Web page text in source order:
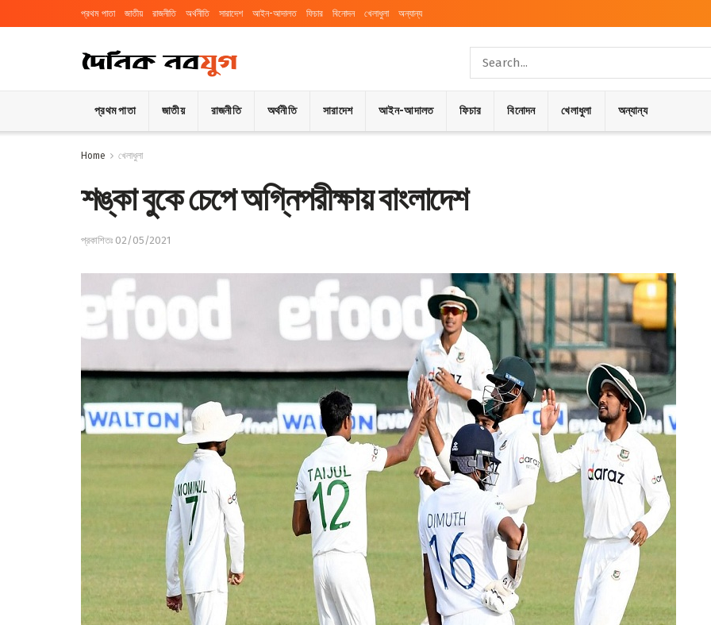
প্রথম পাতা জাতীয় রাজনীতি অর্থনীতি সারাদেশ আইন-আদালত ফিচার বিনোদন খেলাধুলা অন্যান্য
প্রথম পাতা জাতীয় রাজনীতি অর্থনীতি সারাদেশ আইন-আদালত ফিচার বিনোদন খেলাধুলা অন্যান্য
Home খেলাধুলা
শঙ্কা বুকে চেপে অগ্নিপরীক্ষায় বাংলাদেশ
প্রকাশিতঃ 02/05/2021